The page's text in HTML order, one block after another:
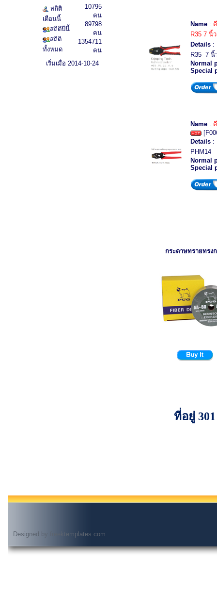
สถิติ
เดือนนี้
สถิติปีนี้
สถิติ
ทั้งหมด
10795
คน
89798
คน
1354711
คน
เริ่มเมื่อ 2014-10-24
Name :
R35 7 นิ้ว
Details :
R35 7
Normal
Special
Name :
Details :
PHM14
Normal
Special
กระดาษทรายทรง
ที่อยู่
Designed by freektemplates.com